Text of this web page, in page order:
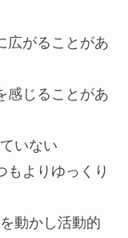
広がることがあ
感じることがあ
いない
よりゆっくり
動かし活動的